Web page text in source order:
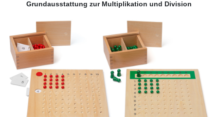
Grundausstattung zur Multiplikation und Division